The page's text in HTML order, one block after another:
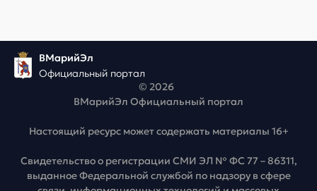
ВМарийЭл
Официальный портал
© 2026
ВМарийЭл Официальный портал
Настоящий ресурс может содержать материалы 16+
Свидетельство о регистрации СМИ ЭЛ № ФС 77 – 86311,
выданное Федеральной службой по надзору в сфере